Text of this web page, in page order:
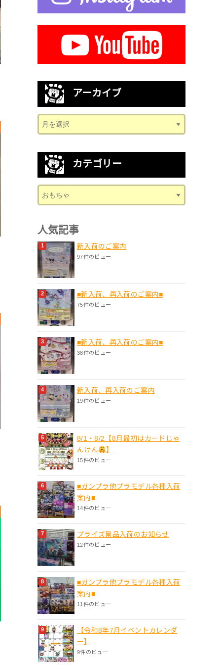
アーカイブ
カテゴリー
人気記事
新入荷のご案内
97件のビュー
■新入荷、再入荷のご案内■
75件のビュー
■新入荷、再入荷のご案内■
38件のビュー
新入荷、再入荷のご案内
19件のビュー
8/1・8/2【8月最初はカードじゃ
んけん
】
15件のビュー
■ガンプラ他プラモデル各種入荷
案内■
14件のビュー
プライズ景品入荷のお知らせ
12件のビュー
■ガンプラ他プラモデル各種入荷
案内■
11件のビュー
【令和8年7月イベントカレンダ
ー】
9件のビュー